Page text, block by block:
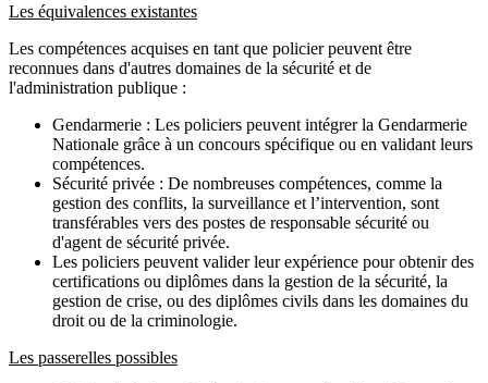
Les équivalences existantes
Les compétences acquises en tant que policier peuvent être
reconnues dans d'autres domaines de la sécurité et de
l'administration publique :
Gendarmerie : Les policiers peuvent intégrer la Gendarmerie
Nationale grâce à un concours spécifique ou en validant leurs
compétences.
Sécurité privée : De nombreuses compétences, comme la
gestion des conflits, la surveillance et l’intervention, sont
transférables vers des postes de responsable sécurité ou
d'agent de sécurité privée.
Les policiers peuvent valider leur expérience pour obtenir des
certifications ou diplômes dans la gestion de la sécurité, la
gestion de crise, ou des diplômes civils dans les domaines du
droit ou de la criminologie.
Les passerelles possibles